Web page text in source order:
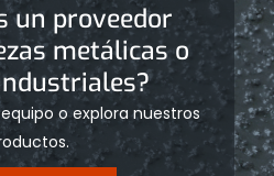
un proveedor
metálicas o
o explora nuestros